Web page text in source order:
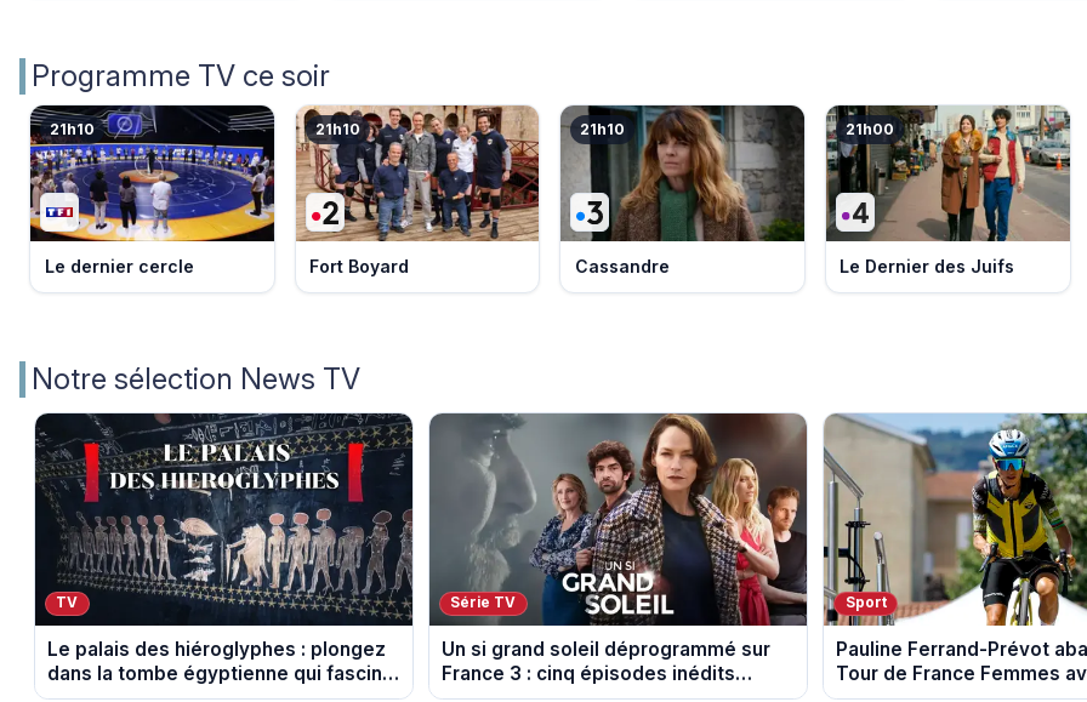
Programme TV ce soir
21h10
Le dernier cercle
21h10
Fort Boyard
21h10
Cassandre
21h00
Le Dernier des Juifs
Notre sélection News TV
TV
Le palais des hiéroglyphes : plongez
dans la tombe égyptienne qui fascine
Série TV
Un si grand soleil déprogrammé sur
France 3 : cinq épisodes inédits
Sport
Pauline Ferrand-Prévot
Tour de France Femmes